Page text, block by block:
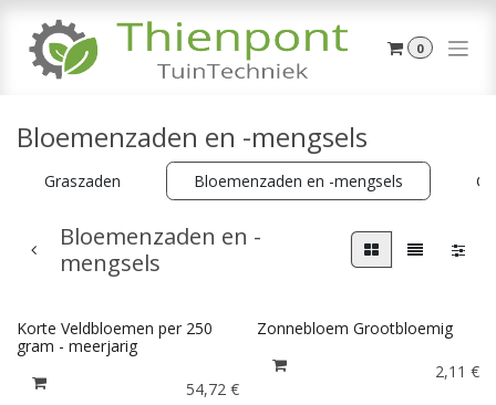
0
Bloemenzaden en -mengsels
Graszaden Bloemenzaden en -mengsels
Bloemenzaden en -
mengsels
Korte Veldbloemen per 250
gram - meerjarig
54,72€
Zonnebloem Grootbloemig
2,11 €